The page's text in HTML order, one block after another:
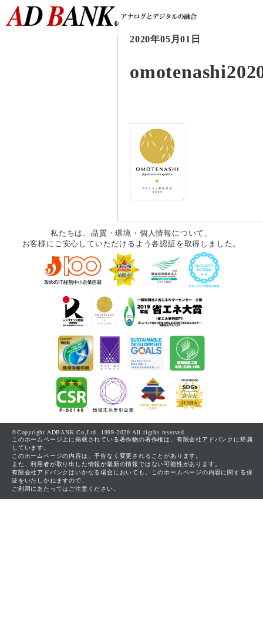
2020年05月01日
私たちは、品質・環境・個人情報について、
お客様にご安心していただけるよう各認証を取得しました。
©Copyright ADBANK Co,Ltd. 1999-2020 All rigths reserved.
このホームページ上に掲載されている著作物の著作権は、有限会社アドバンクに帰属
しています。
このホームページの内容は、予告なく変更されることがあります。
また、利用者が取り出した情報が最新の情報ではない可能性があります。
有限会社アドバンクはいかなる場合においても、このホームページの内容に関する保
証をいたしかねますので、
ご利用にあたってはご注意ください。